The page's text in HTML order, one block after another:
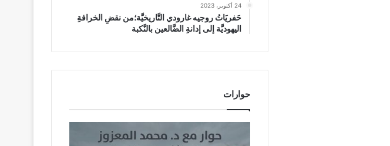
24 أكتوبر، 2023
حَفريَاتُ روجيه غارودي التَّاريخيَّة؛من نقضِ الخرافةِ
اليهوديَّة إلى إدانةِ الضَّالعين بالنَّكبة
حوارات